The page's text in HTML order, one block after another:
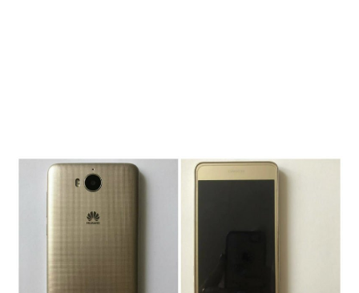
Фото: пресс-служба Никопольского отдела